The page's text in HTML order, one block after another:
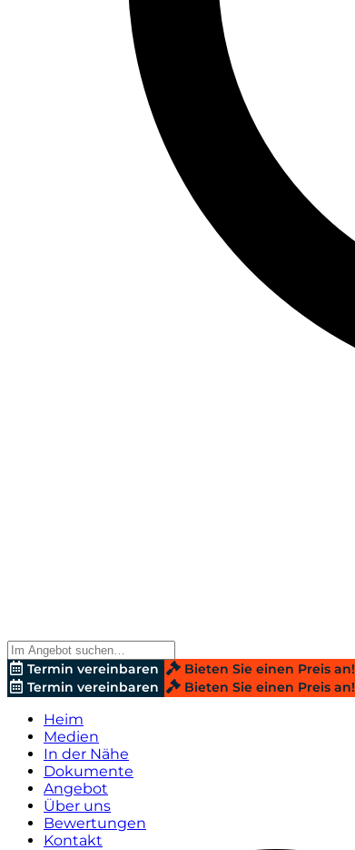
Termin vereinbaren Bieten Sie einen Preis an!
Termin vereinbaren
Bieten Sie einen Preis an!
Heim
Medien
In der Nähe
Dokumente
Angebot
Über uns
Bewertungen
Kontakt